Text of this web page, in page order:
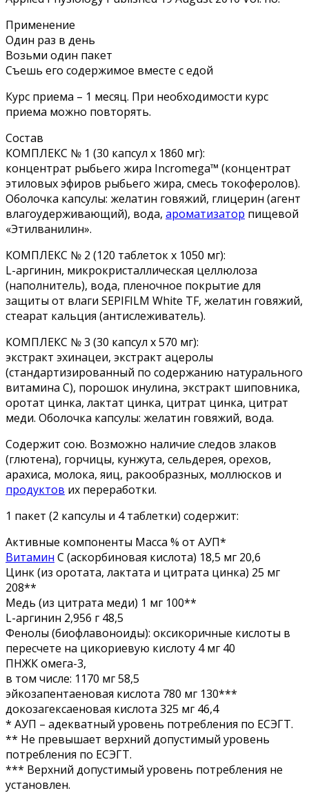
Применение
Один раз в день
Возьми один пакет
Съешь его содержимое вместе с едой
Курс приема – 1 месяц. При необходимости курс
приема можно повторять.
Состав
КОМПЛЕКС № 1 (30 капсул х 1860 мг):
концентрат рыбьего жира Incromega™ (концентрат
этиловых эфиров рыбьего жира, смесь токоферолов).
Оболочка капсулы: желатин говяжий, глицерин (агент
влагоудерживающий), вода, ароматизатор пищевой
«Этилванилин».
КОМПЛЕКС № 2 (120 таблеток х 1050 мг):
L-аргинин, микрокристаллическая целлюлоза
(наполнитель), вода, пленочное покрытие для
защиты от влаги SEPIFILM White TF, желатин говяжий,
стеарат кальция (антислеживатель).
КОМПЛЕКС № 3 (30 капсул х 570 мг):
экстракт эхинацеи, экстракт ацеролы
(стандартизированный по содержанию натурального
витамина С), порошок инулина, экстракт шиповника,
оротат цинка, лактат цинка, цитрат цинка, цитрат
меди. Оболочка капсулы: желатин говяжий, вода.
Содержит сою. Возможно наличие следов злаков
(глютена), горчицы, кунжута, сельдерея, орехов,
арахиса, молока, яиц, ракообразных, моллюсков и
продуктов их переработки.
1 пакет (2 капсулы и 4 таблетки) содержит:
Активные компоненты Масса % от АУП*
Витамин С (аскорбиновая кислота) 18,5 мг 20,6
Цинк (из оротата, лактата и цитрата цинка) 25 мг
208**
Медь (из цитрата меди) 1 мг 100**
L-аргинин 2,956 г 48,5
Фенолы (биофлавоноиды): оксикоричные кислоты в
пересчете на цикориевую кислоту 4 мг 40
ПНЖК омега-3,
в том числе: 1170 мг 58,5
эйкозапентаеновая кислота 780 мг 130***
докозагексаеновая кислота 325 мг 46,4
* АУП – адекватный уровень потребления по ЕСЭГТ.
** Не превышает верхний допустимый уровень
потребления по ЕСЭГТ.
*** Верхний допустимый уровень потребления не
установлен.